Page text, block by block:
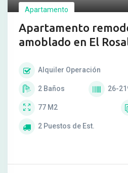
Apartamento
Apartamento
amoblado en El
Alquiler Operación
2 Baños 26-
77 M2
2 Puestos de Est.